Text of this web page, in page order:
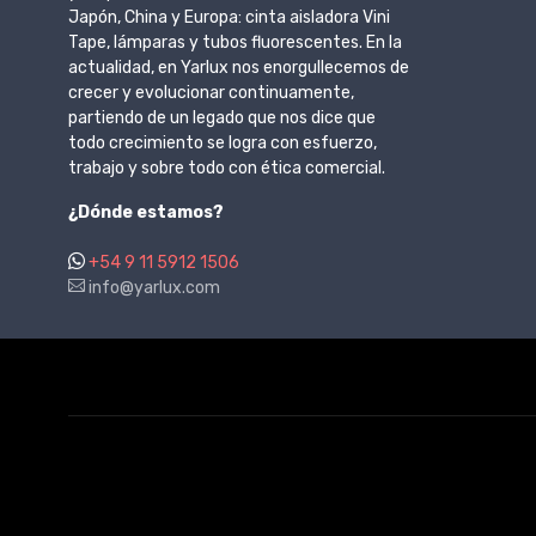
Japón, China y Europa: cinta aisladora Vini
Tape, lámparas y tubos fluorescentes. En la
actualidad, en Yarlux nos enorgullecemos de
crecer y evolucionar continuamente,
partiendo de un legado que nos dice que
todo crecimiento se logra con esfuerzo,
trabajo y sobre todo con ética comercial.
¿Dónde estamos?
+54 9 11 5912 1506
info@yarlux.com